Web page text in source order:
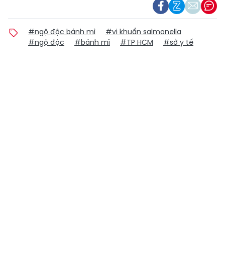
#ngộ độc bánh mì
#vi khuẩn salmonella
#ngộ độc
#bánh mì #TP HCM #sở y tế